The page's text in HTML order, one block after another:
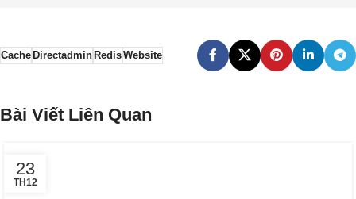
CacheDirectadminRedisWebsite
Bài Viết Liên Quan
23
TH12